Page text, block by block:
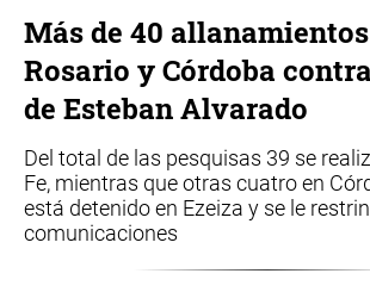
Más de 40
Rosario y Córdoba
de Esteban Alvarado
Del total de las pesquisas 39 se
Fe, mientras que otras cuatro en
está detenido en Ezeiza y se le
comunicaciones